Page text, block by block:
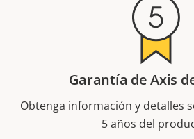
Garantía de Axis
Obtenga información y detalles
5 años del